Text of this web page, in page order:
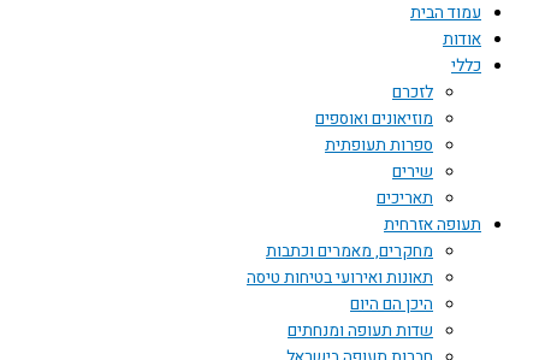
עמוד הבית
אודות
כללי
לזכרם
מוזיאונים ואוספים
ספרות תעופתית
שירים
תאריכים
תעופה אזרחית
מחקרים, מאמרים וכתבות
תאונות ואירועי בטיחות טיסה
היכן הם היום
שדות תעופה ומנחתים